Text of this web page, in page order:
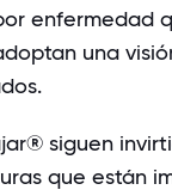
enfermedad
una
siguen
que están